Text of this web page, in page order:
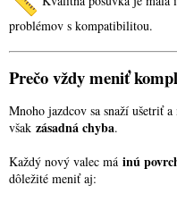
problémov s kompatibilitou.
Prečo vždy meniť
Mnoho jazdcov sa snaží ušetriť
však zásadná chyba.
Každý nový valec má inú
dôležité meniť aj: